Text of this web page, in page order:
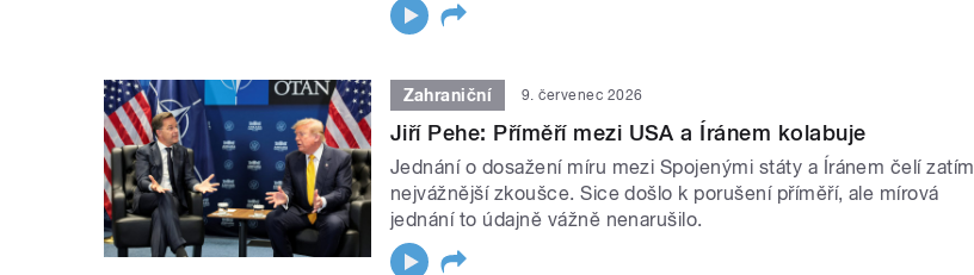
Zahraniční 9. červenec 2026
Jiří Pehe: Příměří mezi USA a Íránem kolabuje
Jednání o dosažení míru mezi Spojenými státy a Íránem čelí zatím
nejvážnější zkoušce. Sice došlo k porušení příměří, ale mírová
jednání to údajně vážně nenarušilo.